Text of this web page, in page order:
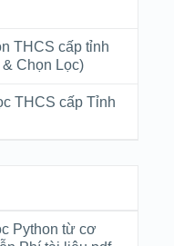
THCS cấp tỉnh
Chọn Lọc)
THCS cấp Tỉnh
Python từ cơ